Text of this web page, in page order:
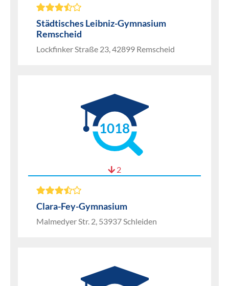
Städtisches Leibniz-Gymnasium
Remscheid
Lockfinker Straße 23, 42899 Remscheid
1018
2
Clara-Fey-Gymnasium
Malmedyer Str. 2, 53937 Schleiden